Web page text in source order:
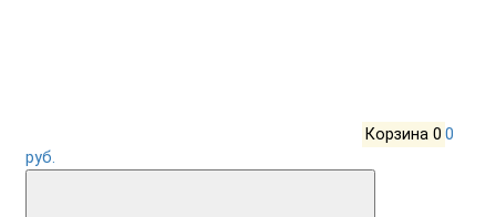
Корзина 0 0
руб.